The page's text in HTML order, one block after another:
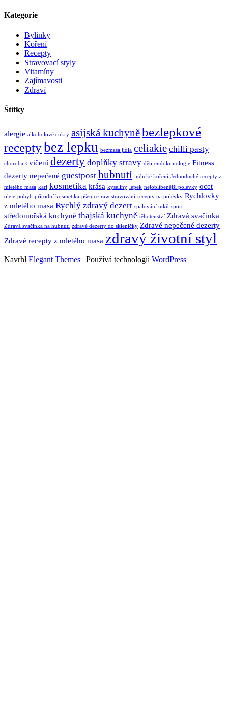
Kategorie
Bylinky
Koření
Recepty
Stravovací styly
Vitamíny
Zajímavosti
Zdraví
Štítky
alergie alkoholové cukry asijská kuchyněbezlepkové
receptybez lepku bezmasá jídla celiakie chilli pasty
choroba cvičení dezerty doplňky stravy děti endokrinologie Fitness
dezerty nepečené guestpost hubnutí indické koření Jednoduché recepty z
mletého masa kari kosmetika krása kyseliny lepek nejoblíbenější polévky ocet
oleje pohyb přírodní kosmetika pšenice raw stravovaní recepty na polévky Rychlovky
z mletého masa Rychlý zdravý dezert spalování tuků sport
středomořská kuchyně thajská kuchyně těhotenství Zdravá svačinka
Zdravá svačinka na hubnutí zdravé dezerty do skleničky Zdravé nepečené dezerty
Zdravé recepty z mletého masa zdravý životní styl
Navrhl Elegant Themes | Používá technologii WordPress